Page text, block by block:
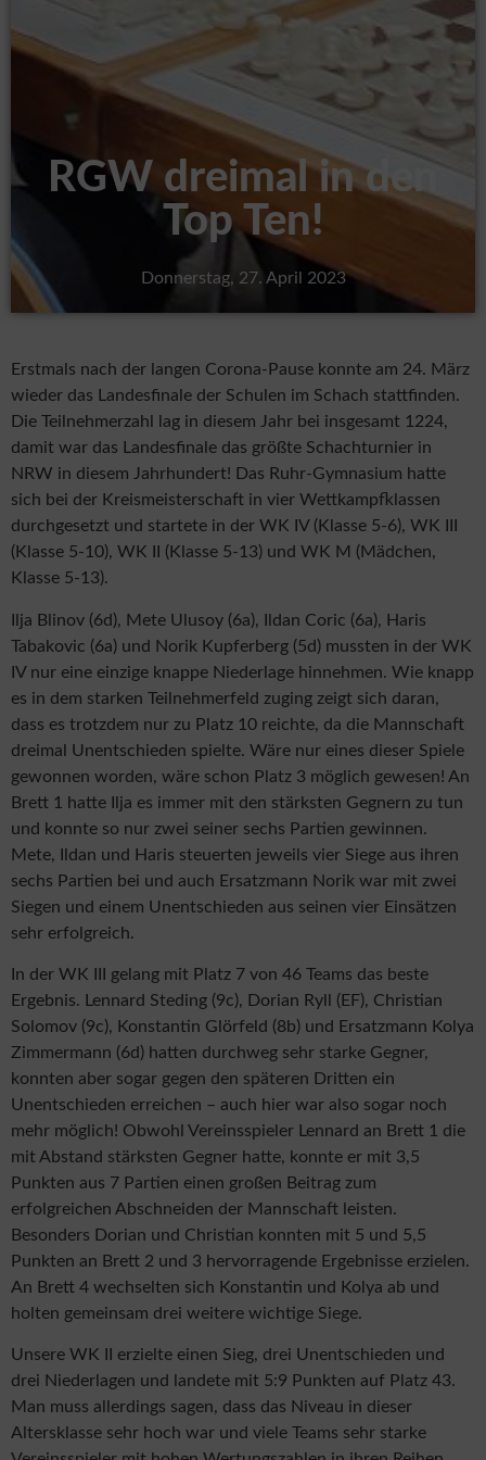
RGW dreimal in den
Top Ten!
Donnerstag, 27. April 2023
Erstmals nach der langen Corona-Pause konnte am 24. März
wieder das Landesfinale der Schulen im Schach stattfinden.
Die Teilnehmerzahl lag in diesem Jahr bei insgesamt 1224,
damit war das Landesfinale das größte Schachturnier in
NRW in diesem Jahrhundert! Das Ruhr-Gymnasium hatte
sich bei der Kreismeisterschaft in vier Wettkampfklassen
durchgesetzt und startete in der WK IV (Klasse 5-6), WK III
(Klasse 5-10), WK II (Klasse 5-13) und WK M (Mädchen,
Klasse 5-13).
Ilja Blinov (6d), Mete Ulusoy (6a), Ildan Coric (6a), Haris
Tabakovic (6a) und Norik Kupferberg (5d) mussten in der WK
IV nur eine einzige knappe Niederlage hinnehmen. Wie knapp
es in dem starken Teilnehmerfeld zuging zeigt sich daran,
dass es trotzdem nur zu Platz 10 reichte, da die Mannschaft
dreimal Unentschieden spielte. Wäre nur eines dieser Spiele
gewonnen worden, wäre schon Platz 3 möglich gewesen! An
Brett 1 hatte Ilja es immer mit den stärksten Gegnern zu tun
und konnte so nur zwei seiner sechs Partien gewinnen.
Mete, Ildan und Haris steuerten jeweils vier Siege aus ihren
sechs Partien bei und auch Ersatzmann Norik war mit zwei
Siegen und einem Unentschieden aus seinen vier Einsätzen
sehr erfolgreich.
In der WK III gelang mit Platz 7 von 46 Teams das beste
Ergebnis. Lennard Steding (9c), Dorian Ryll (EF), Christian
Solomov (9c), Konstantin Glörfeld (8b) und Ersatzmann Kolya
Zimmermann (6d) hatten durchweg sehr starke Gegner,
konnten aber sogar gegen den späteren Dritten ein
Unentschieden erreichen – auch hier war also sogar noch
mehr möglich! Obwohl Vereinsspieler Lennard an Brett 1 die
mit Abstand stärksten Gegner hatte, konnte er mit 3,5
Punkten aus 7 Partien einen großen Beitrag zum
erfolgreichen Abschneiden der Mannschaft leisten.
Besonders Dorian und Christian konnten mit 5 und 5,5
Punkten an Brett 2 und 3 hervorragende Ergebnisse erzielen.
An Brett 4 wechselten sich Konstantin und Kolya ab und
holten gemeinsam drei weitere wichtige Siege.
Unsere WK II erzielte einen Sieg, drei Unentschieden und
drei Niederlagen und landete mit 5:9 Punkten auf Platz 43.
Man muss allerdings sagen, dass das Niveau in dieser
Altersklasse sehr hoch war und viele Teams sehr starke